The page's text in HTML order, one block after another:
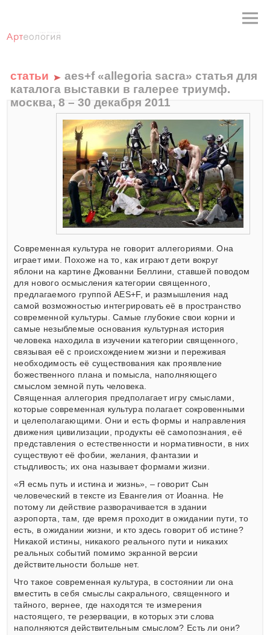
статьи
aes+f «allegoria sacra» статья для
каталога выставки в галерее триумф.
москва, 8 – 30 декабря 2011
Современная культура не говорит аллегориями. Она
играет ими. Похоже на то, как играют дети вокруг
яблони на картине Джованни Беллини, ставшей поводом
для нового осмысления категории священного,
предлагаемого группой AES+F, и размышления над
самой возможностью интегрировать её в пространство
современной культуры. Самые глубокие свои корни и
самые незыблемые основания культурная история
человека находила в изучении категории священного,
связывая её с происхождением жизни и переживая
необходимость её существования как проявление
божественного плана и помысла, наполняющего
смыслом земной путь человека.
Священная аллегория предполагает игру смыслами,
которые современная культура полагает сокровенными
и целеполагающими. Они и есть формы и направления
движения цивилизации, продукты её самопознания, её
представления о естественности и нормативности, в них
существуют её фобии, желания, фантазии и
стыдливость; их она называет формами жизни.
«Я есмь путь и истина и жизнь», – говорит Сын
человеческий в тексте из Евангелия от Иоанна. Не
потому ли действие разворачивается в здании
аэропорта, там, где время проходит в ожидании пути, то
есть, в ожидании жизни, и кто здесь говорит об истине?
Никакой истины, никакого реального пути и никаких
реальных событий помимо экранной версии
действительности больше нет.
Что такое современная культура, в состоянии ли она
вместить в себя смыслы сакрального, священного и
тайного, вернее, где находятся те измерения
настоящего, те резервации, в которых эти слова
наполняются действительным смыслом? Есть ли они?